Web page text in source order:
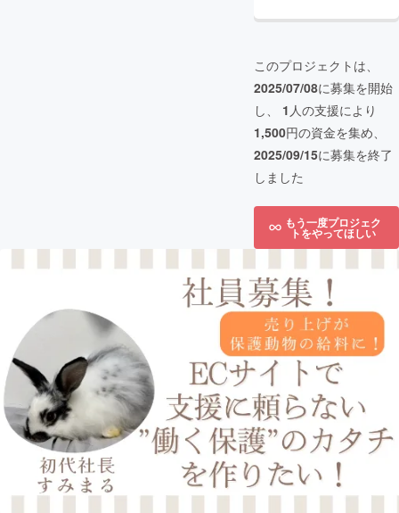
このプロジェクトは、
2025/07/08に募集を開始
し、 1 人の支援により
1,500円の資金を集め、
2025/09/15に募集を終了
しました
もう一度プロジェク
トをやってほしい